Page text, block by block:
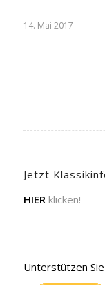
14. Mai 2017
Jetzt
HIERklicken!
Unterstützen